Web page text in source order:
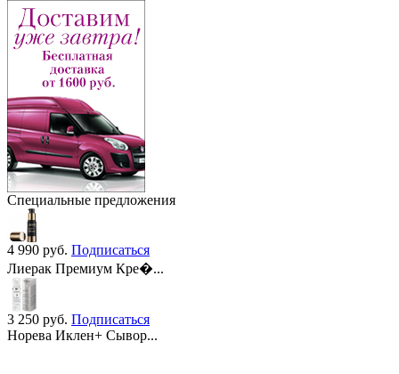
Специальные предложения
4 990 руб. Подписаться
Лиерак Премиум Кре�...
3 250 руб. Подписаться
Норева Иклен+ Сывор...